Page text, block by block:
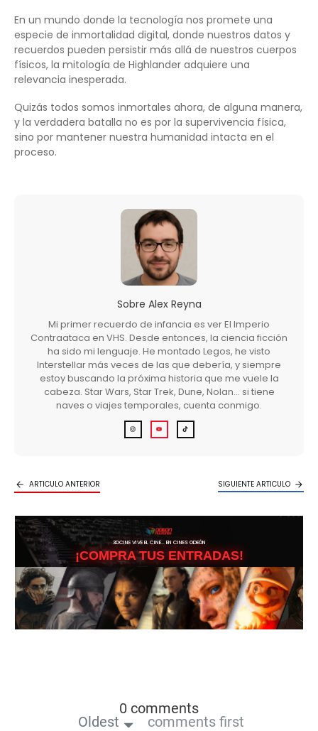
En un mundo donde la tecnología nos promete una
especie de inmortalidad digital, donde nuestros datos y
recuerdos pueden persistir más allá de nuestros cuerpos
físicos, la mitología de Highlander adquiere una
relevancia inesperada.
Quizás todos somos inmortales ahora, de alguna manera,
y la verdadera batalla no es por la supervivencia física,
sino por mantener nuestra humanidad intacta en el
proceso.
Sobre Alex Reyna
Mi primer recuerdo de infancia es ver El Imperio
Contraataca en VHS. Desde entonces, la ciencia ficción
ha sido mi lenguaje. He montado Legos, he visto
Interstellar más veces de las que debería, y siempre
estoy buscando la próxima historia que me vuele la
cabeza. Star Wars, Star Trek, Dune, Nolan… si tiene
naves o viajes temporales, cuenta conmigo.
ARTICULO ANTERIOR SIGUIENTE ARTICULO
3DCINE VIVE EL CINE… EN CINES ODEÓN
¡COMPRA TUS ENTRADAS!
0 comments
Oldest comments first